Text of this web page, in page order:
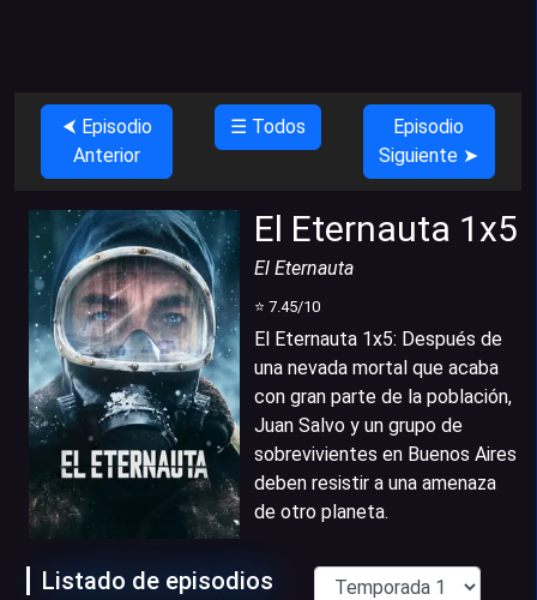
⮜ Episodio
Anterior
☰ Todos
Episodio
Siguiente ➤
El Eternauta 1x5
El Eternauta
⭐ 7.45/10
El Eternauta 1x5: Después de
una nevada mortal que acaba
con gran parte de la población,
Juan Salvo y un grupo de
sobrevivientes en Buenos Aires
deben resistir a una amenaza
de otro planeta.
Listado de episodios